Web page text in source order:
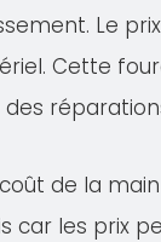
Le
Cette
de la
car les prix